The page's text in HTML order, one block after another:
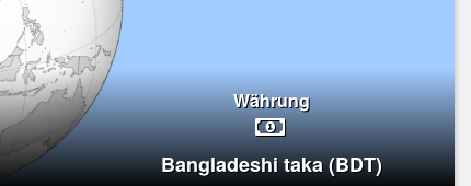
Währung
Bangladeshi taka (BDT)